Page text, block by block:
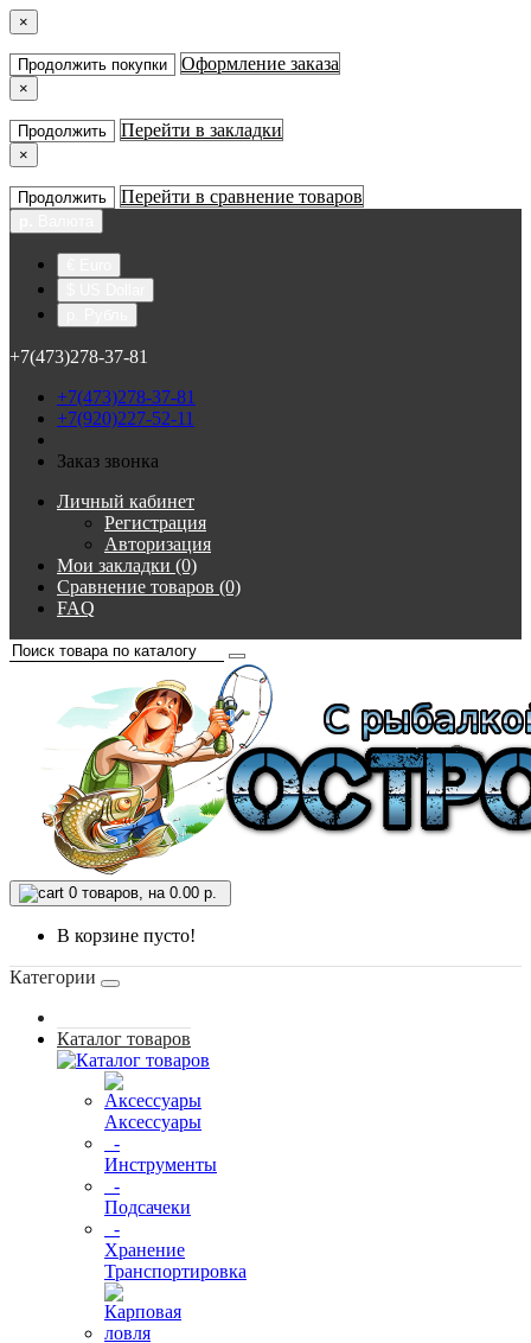
×
Продолжить покупки Оформление заказа
×
Продолжить Перейти в закладки
×
Продолжить Перейти в сравнение товаров
+7(473)278-37-81
+7(473)278-37-81
+7(920)227-52-11
Заказ звонка
Личный кабинет
Регистрация
Авторизация
Мои закладки (0)
Сравнение товаров (0)
FAQ
0 товаров, на 0.00 р.
В корзине пусто!
Категории
Каталог товаров
Аксессуары
-
Инструменты
-
Подсачеки
-
Хранение
Транспортировка